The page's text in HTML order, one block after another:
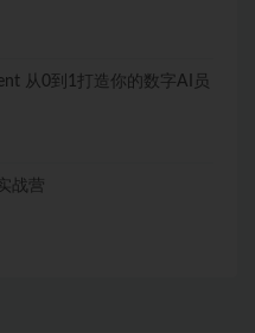
从0到1打造你的数字AI员
战营